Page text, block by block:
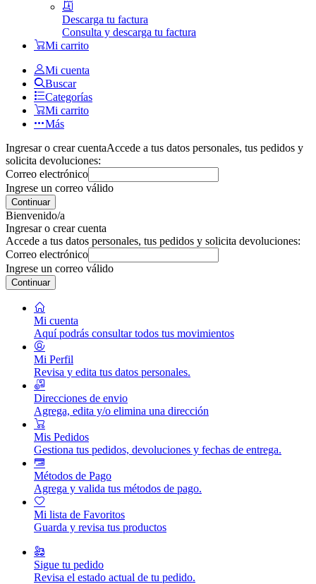
Descarga tu factura
Consulta y descarga tu factura
Mi carrito
Mi cuenta
Buscar
Categorías
Mi carrito
Más
Ingresar o crear cuentaAccede a tus datos personales, tus pedidos y
solicita devoluciones:
Correo electrónico
Ingrese un correo válido
Continuar
Bienvenido/a
Ingresar o crear cuenta
Accede a tus datos personales, tus pedidos y solicita devoluciones:
Correo electrónico
Ingrese un correo válido
Continuar
Mi cuenta
Aquí podrás consultar todos tus movimientos
Mi Perfil
Revisa y edita tus datos personales.
Direcciones de envio
Agrega, edita y/o elimina una dirección
Mis Pedidos
Gestiona tus pedidos, devoluciones y fechas de entrega.
Métodos de Pago
Agrega y valida tus métodos de pago.
Mi lista de Favoritos
Guarda y revisa tus productos
Sigue tu pedido
Revisa el estado actual de tu pedido.